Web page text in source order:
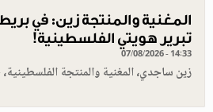
المغنية والمنتجة زين: في
تبرير هويتي الفلسطينية!
07/08/2026 - 14:33
زين ساجدي، المغنية والمنتجة